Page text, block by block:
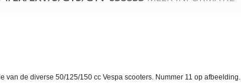
van de diverse 50/125/150 cc Vespa scooters. Nummer 11 op afbeelding.